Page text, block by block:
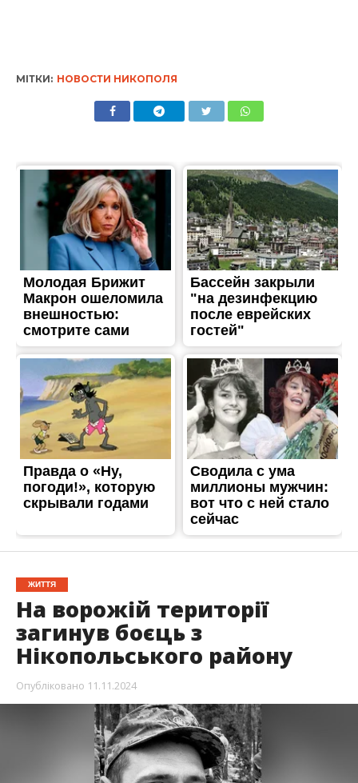
МІТКИ: НОВОСТИ НИКОПОЛЯ
ЖИТТЯ
На ворожій території
загинув боєць з
Нікопольського району
Опубліковано 11.11.2024